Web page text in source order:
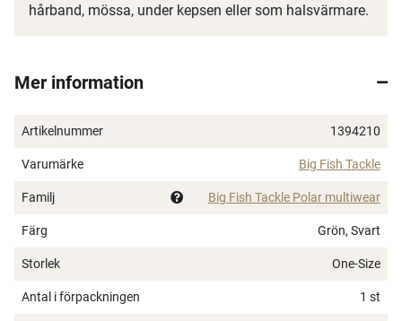
hårband, mössa, under kepsen eller som halsvärmare.
Mer information
Artikelnummer 1394210
Varumärke Big Fish Tackle
Familj Big Fish Tackle Polar multiwear
Färg Grön, Svart
Storlek One-Size
Antal i förpackningen 1 st